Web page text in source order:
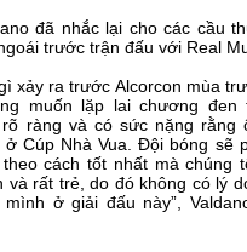
đã nhắc lại cho các cầu
trước trận đấu với Real
xảy ra trước Alcorcon mùa
muốn lặp lai chương đen
ràng và có sức nặng rằng
Cúp Nhà Vua. Đội bóng sẽ
cách tốt nhất mà chúng
và rất trẻ, do đó không có lý
ở giải đấu này”,